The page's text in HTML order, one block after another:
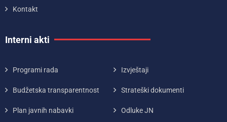
Kontakt
Interni akti
Programi rada Izvještaji
Budžetska transparentnost Strateški dokumenti
Plan javnih nabavki Odluke JN